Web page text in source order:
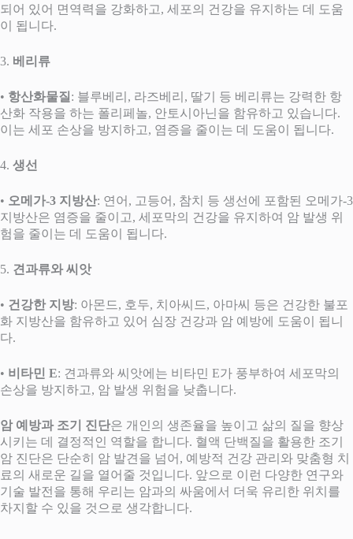
되어 있어 면역력을 강화하고, 세포의 건강을 유지하는 데 도움
이 됩니다.
3. 베리류
• 항산화물질 : 블루베리, 라즈베리, 딸기 등 베리류는 강력한 항
산화 작용을 하는 폴리페놀, 안토시아닌을 함유하고 있습니다.
이는 세포 손상을 방지하고, 염증을 줄이는 데 도움이 됩니다.
4. 생선
• 오메가-3 지방산: 연어, 고등어, 참치 등 생선에 포함된 오메가-3
지방산은 염증을 줄이고, 세포막의 건강을 유지하여 암 발생 위
험을 줄이는 데 도움이 됩니다.
5. 견과류와 씨앗
• 건강한 지방: 아몬드, 호두, 치아씨드, 아마씨 등은 건강한 불포
화 지방산을 함유하고 있어 심장 건강과 암 예방에 도움이 됩니
다.
• 비타민 E: 견과류와 씨앗에는 비타민 E가 풍부하여 세포막의
손상을 방지하고, 암 발생 위험을 낮춥니다.
암 예방과 조기 진단은 개인의 생존율을 높이고 삶의 질을 향상
시키는 데 결정적인 역할을 합니다. 혈액 단백질을 활용한 조기
암 진단은 단순히 암 발견을 넘어, 예방적 건강 관리와 맞춤형 치
료의 새로운 길을 열어줄 것입니다. 앞으로 이런 다양한 연구와
기술 발전을 통해 우리는 암과의 싸움에서 더욱 유리한 위치를
차지할 수 있을 것으로 생각합니다.